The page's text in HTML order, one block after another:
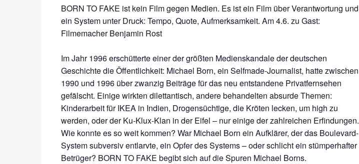
BORN TO FAKE ist kein Film gegen Medien. Es ist ein Film über Verantwortung und
ein System unter Druck: Tempo, Quote, Aufmerksamkeit. Am 4.6. zu Gast:
Filmemacher Benjamin Rost
Im Jahr 1996 erschütterte einer der größten Medienskandale der deutschen
Geschichte die Öffentlichkeit: Michael Born, ein Selfmade-Journalist, hatte zwischen
1990 und 1996 über zwanzig Beiträge für das neu entstandene Privatfernsehen
gefälscht. Einige wirkten dilettantisch, andere behandelten absurde Themen:
Kinderarbeit für IKEA in Indien, Drogensüchtige, die Kröten lecken, um high zu
werden, oder der Ku-Klux-Klan in der Eifel – nur einige der zahlreichen Erfindungen.
Wie konnte es so weit kommen? War Michael Born ein Aufklärer, der das Boulevard-
System subversiv entlarvte, ein Opfer des Systems – oder schlicht ein stümperhafter
Betrüger? BORN TO FAKE begibt sich auf die Spuren Michael Borns.